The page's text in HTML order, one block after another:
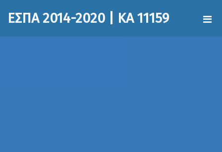
ΕΣΠΑ 2014-2020 | ΚΑ 11159